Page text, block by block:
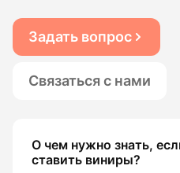
Задать вопрос
Связаться с нами
О чем нужно знать,
ставить виниры?